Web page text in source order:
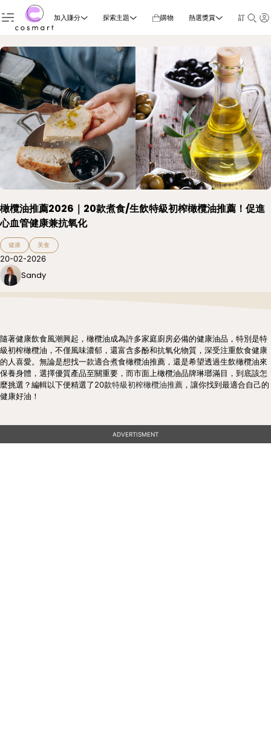
加入賺分 探索主題 購物 熱選獎賞 訂閱雜誌
橄欖油推薦2026｜20款煮食/生飲特級初榨橄欖油推薦！促進
心血管健康兼抗氧化
健康 美食
20-02-2026
Sandy
隨著健康飲食風潮興起，橄欖油成為許多家庭廚房必備的健康油品，特別是特
級初榨橄欖油，不僅風味濃郁，還富含多酚和抗氧化物質，深受注重飲食健康
的人喜愛。無論是想找一款適合煮食橄欖油推薦，還是希望透過生飲橄欖油來
保養身體，選擇優質產品至關重要，而市面上橄欖油品牌琳瑯滿目，到底該怎
麼挑選？編輯以下便精選了20款特級初榨橄欖油推薦 ，讓你找到最適合自己的
健康好油！
ADVERTISMENT